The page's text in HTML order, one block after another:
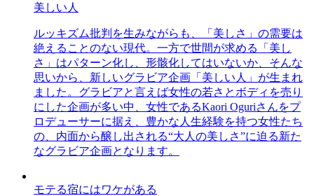
美しい人
ルッキズム批判を生みながらも、「美しさ」の需要は
絶えることのない現代。一方で世間が求める「美し
さ」はパターン化し、形骸化してはいないか、そんな
思いから、新しいグラビア企画「美しい人」が生まれ
ました。グラビアと言えば女性の若さとボディを売り
にした企画が多い中、女性であるKaori Oguriさんをプ
ロデューサーに据え、豊かな人生経験を持つ女性たち
の、内面から醸し出される“大人の美しさ”に迫る新た
なグラビア企画となります。
モテる宿にはワケがある